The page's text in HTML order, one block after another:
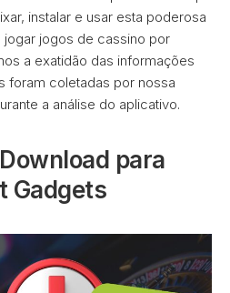
instalar e usar esta poderosa
jogos de cassino por
a exatidão das informações
foram coletadas por nossa
a análise do aplicativo.
para
Gadgets